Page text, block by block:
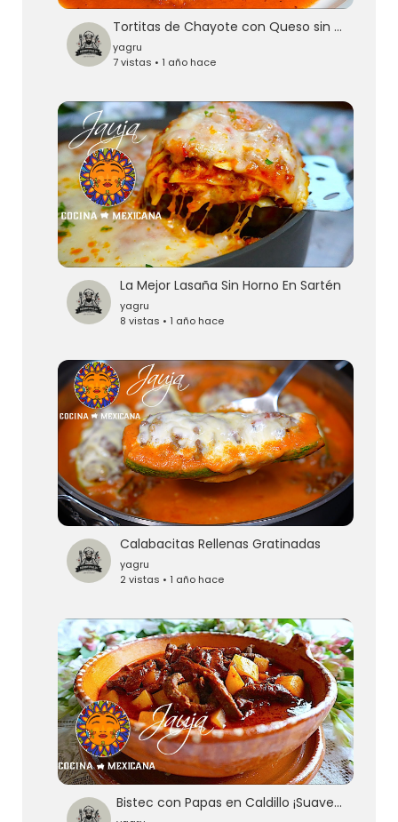
Tortitas de Chayote con Queso sin Capear
yagru
7 vistas • 1 año hace
La Mejor Lasaña Sin Horno En Sartén
yagru
8 vistas • 1 año hace
Calabacitas Rellenas Gratinadas
yagru
2 vistas • 1 año hace
Bistec con Papas en Caldillo ¡Suavecito!